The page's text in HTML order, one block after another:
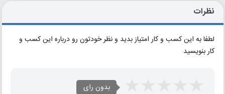
نظرات
لطفا به این کسب و کار امتیاز بدید و نظر خودتون رو درباره این کسب و
کار بنویسید
بدون رای